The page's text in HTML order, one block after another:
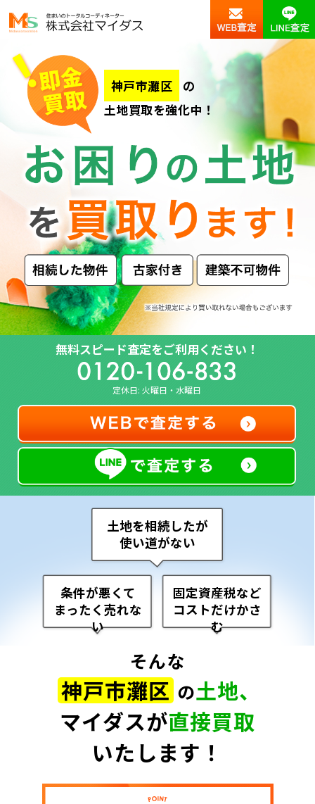
神戸市灘区
の
土地買取を強化中！
無料スピード査定をご利用ください！
定休日: 火曜日・水曜日
土地を相続したが
使い道がない
条件が悪くて
まったく売れな
い
固定資産税など
コストだけかさ
む
そんな
神戸市灘区 の土地、
マイダスが直接買取
いたします！